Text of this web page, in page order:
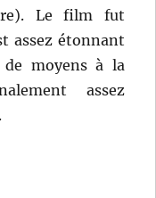
Le film fut
assez étonnant
moyens à la
assez